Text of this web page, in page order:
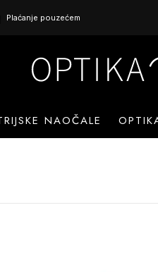
Plaćanje pouzećem
NAOČALE